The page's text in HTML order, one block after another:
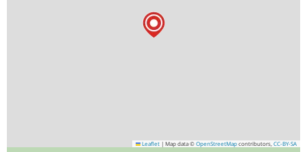
Leaflet | Map data © OpenStreetMap contributors, CC-BY-SA